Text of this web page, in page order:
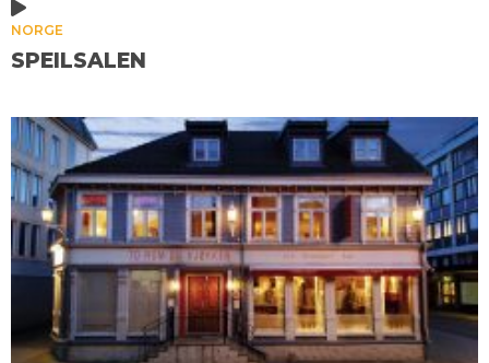
NORGE
SPEILSALEN